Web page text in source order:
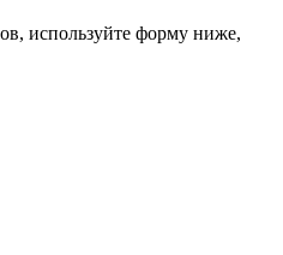
используйте форму ниже,